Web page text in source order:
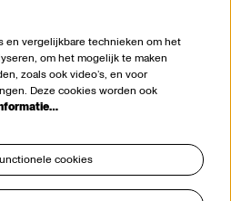
Huisregels
en vergelijkbare technieken om het
om het mogelijk te maken
zoals ook video’s, en voor
Deze cookies worden ook
cookies